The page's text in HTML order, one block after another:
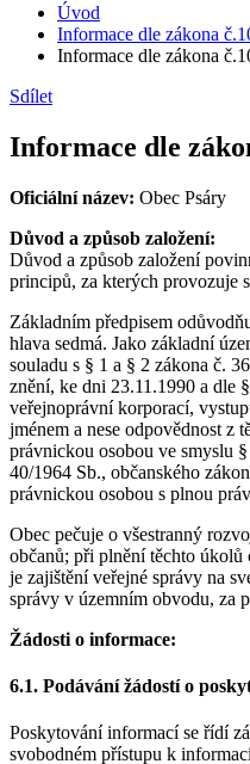
Úvod
Informace dle zákona
Informace dle zákona
Sdílet
Informace dle
Oficiální název: Obec Psáry
Důvod a způsob založení:
Důvod a způsob založení
principů, za kterých provozuje
Základním předpisem
hlava sedmá. Jako základní
souladu s § 1 a § 2 zákona č.
znění, ke dni 23.11.1990 a dle
veřejnoprávní korporací,
jménem a nese odpovědnost z
právnickou osobou ve smyslu
40/1964 Sb., občanského
právnickou osobou s plnou
Obec pečuje o všestranný
občanů; při plnění těchto úkolů
je zajištění veřejné správy na
správy v územním obvodu, za
Žádosti o informace:
6.1. Podávání žádostí o
Poskytování informací se řídí
svobodném přístupu k